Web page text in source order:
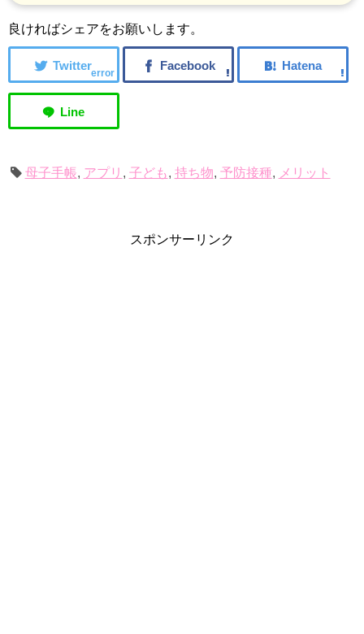
良ければシェアをお願いします。
error
母子手帳, アプリ , 子ども, 持ち物, 予防接種, メリット
スポンサーリンク